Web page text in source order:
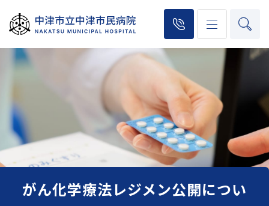
がん化学療法レジメン公開につい